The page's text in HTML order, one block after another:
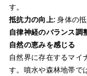
す。
抵抗力の向上:身体の
自律神経のバランス調
自然の恵みを感じる
自然界に存在するマイ
す。噴水や森林地帯で